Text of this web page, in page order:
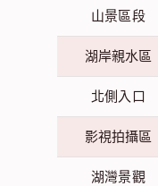
山景區段
湖岸親水區
北側入口
影視拍攝區
湖灣景觀